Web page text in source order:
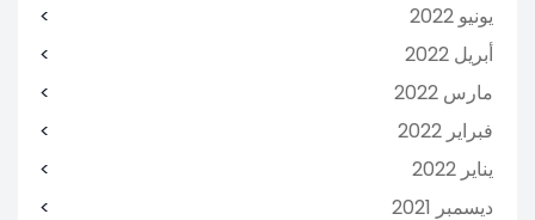
يونيو 2022
أبريل 2022
مارس 2022
فبراير 2022
يناير 2022
ديسمبر 2021